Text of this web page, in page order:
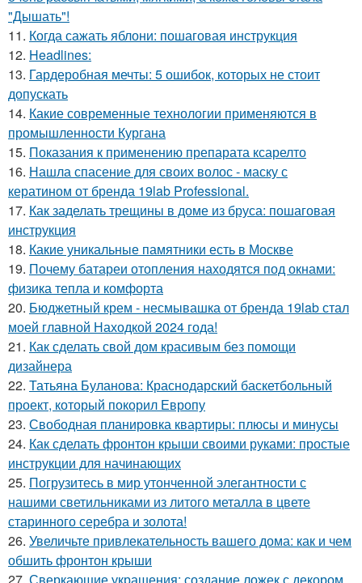
"Дышать"!
11. Когда сажать яблони: пошаговая инструкция
12. Headlines:
13. Гардеробная мечты: 5 ошибок, которых не стоит
допускать
14. Какие современные технологии применяются в
промышленности Кургана
15. Показания к применению препарата ксарелто
16. Нашла спасение для своих волос - маску с
кератином от бренда 19lab Professional.
17. Как заделать трещины в доме из бруса: пошаговая
инструкция
18. Какие уникальные памятники есть в Москве
19. Почему батареи отопления находятся под окнами:
физика тепла и комфорта
20. Бюджетный крем - несмывашка от бренда 19lab стал
моей главной Находкой 2024 года!
21. Как сделать свой дом красивым без помощи
дизайнера
22. Татьяна Буланова: Краснодарский баскетбольный
проект, который покорил Европу
23. Свободная планировка квартиры: плюсы и минусы
24. Как сделать фронтон крыши своими руками: простые
инструкции для начинающих
25. Погрузитесь в мир утонченной элегантности с
нашими светильниками из литого металла в цвете
старинного серебра и золота!
26. Увеличьте привлекательность вашего дома: как и чем
обшить фронтон крыши